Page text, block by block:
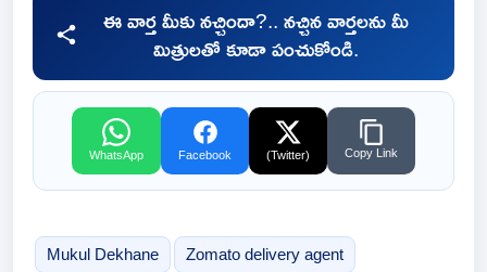
ఈ వార్త మీకు నచ్చిందా?.. నచ్చిన వార్తలను మీ
మిత్రులతో కూడా పంచుకోండి.
WhatsApp Facebook (Twitter) Copy Link
Mukul Dekhane Zomato delivery agent